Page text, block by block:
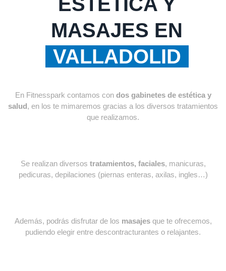
MASAJES EN
VALLADOLID
En Fitnesspark contamos con dos gabinetes de estética y
salud, en los te mimaremos gracias a los diversos tratamientos
que realizamos.
Se realizan diversos tratamientos, faciales, manicuras,
pedicuras, depilaciones (piernas enteras, axilas, ingles…)
Además, podrás disfrutar de los masajesque te ofrecemos,
pudiendo elegir entre descontracturantes o relajantes.